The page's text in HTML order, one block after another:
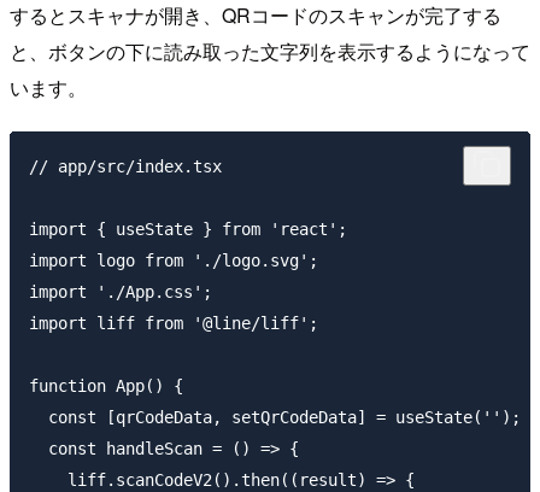
するとスキャナが開き、QRコードのスキャンが完了する
と、ボタンの下に読み取った文字列を表示するようになって
います。
// app/src/index.tsx
import { useState } from 'react';
import logo from './logo.svg';
import './App.css';
import liff from '@line/liff';
function App() {
  const [qrCodeData, setQrCodeData] = useState('');
  const handleScan = () => {
    liff.scanCodeV2().then((result) => {